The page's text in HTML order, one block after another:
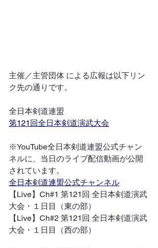
主催／主管団体 による広報は以下リン
ク先の通りです。
全日本剣道連盟
第121回全日本剣道演武大会
※YouTube全日本剣道連盟公式チャン
ネルに、当日のライブ配信動画が公開
されています。
全日本剣道連盟公式チャンネル
【Live】Ch#1 第121回 全日本剣道演武
大会・１日目（東の部）
【Live】Ch#2 第121回 全日本剣道演武
大会・１日目（西の部）